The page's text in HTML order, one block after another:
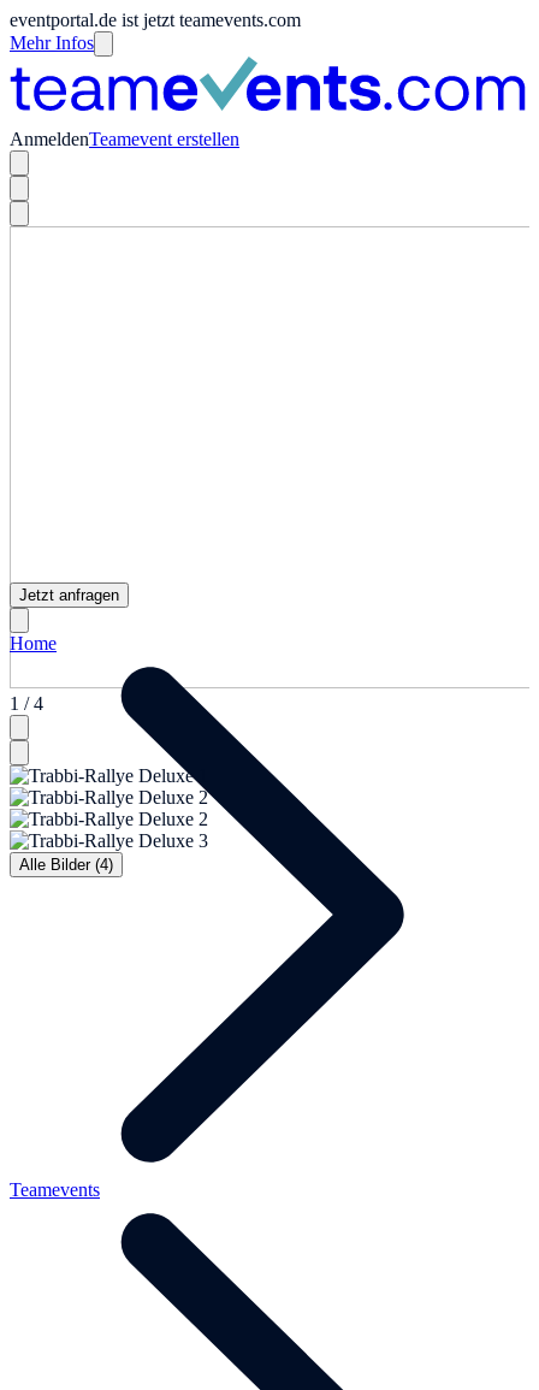
eventportal.de ist jetzt teamevents.com
Mehr Infos
AnmeldenTeamevent erstellen
1 / 4
Alle Bilder (4)
Jetzt anfragen
Home
Teamevents